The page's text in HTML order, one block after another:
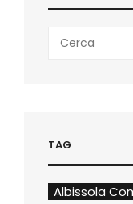
for:
TAG
Albissola